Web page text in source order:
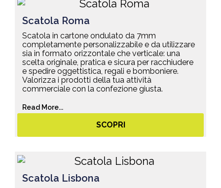
Scatola Roma
Scatola in cartone ondulato da 7mm
completamente personalizzabile e da utilizzare
sia in formato orizzontale che verticale: una
scelta originale, pratica e sicura per racchiudere
e spedire oggettistica, regali e bomboniere.
Valorizza i prodotti della tua attività
commerciale con la confezione giusta.
Read More...
SCOPRI
Scatola Lisbona